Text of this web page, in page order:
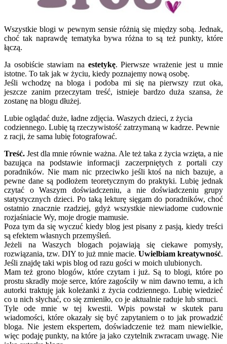
Wszystkie blogi w pewnym sensie różnią się między sobą. Jednak,
choć tak naprawdę tematyka bywa różna to są też punkty, które
łączą.
Ja osobiście stawiam na estetykę. Pierwsze wrażenie jest u mnie
istotne. To tak jak w życiu, kiedy poznajemy nową osobę.
Jeśli wchodzę na bloga i podoba mi się na pierwszy rzut oka,
jeszcze zanim przeczytam treść, istnieje bardzo duża szansa, że
zostanę na blogu dłużej.
Lubie oglądać duże, ładne zdjęcia. Waszych dzieci, z życia
codziennego. Lubię tą rzeczywistość zatrzymaną w kadrze. Pewnie
z racji, że sama lubię fotografować.
Treść. Jest dla mnie równie ważna. Ale też taka z życia wzięta, a nie
bazująca na podstawie informacji zaczerpniętych z portali czy
poradników. Nie mam nic przeciwko jeśli ktoś na nich bazuje, a
pewne dane są podłożem teoretycznym do praktyki. Lubię jednak
czytać o Waszym doświadczeniu, a nie doświadczeniu grupy
statystycznych dzieci. Po taką lekturę sięgam do poradników, choć
ostatnio znacznie rzadziej, gdyż wszystkie niewiadome cudownie
rozjaśniacie Wy, moje drogie mamusie.
Poza tym da się wyczuć kiedy blog jest pisany z pasją, kiedy treści
są efektem własnych przemyśleń.
Jeżeli na Waszych blogach pojawiają się ciekawe pomysły,
rozwiązania, tzw. DIY to już mnie macie. Uwielbiam kreatywność.
Jeśli znajdę taki wpis blog od razu gości w moich ulubionych.
Mam też grono blogów, które czytam i już. Są to blogi, które po
prostu skradły moje serce, które zagościły w nim dawno temu, a ich
autorki traktuję jak koleżanki z życia codziennego. Lubię wiedzieć
co u nich słychać, co się zmieniło, co je aktualnie raduje lub smuci.
Tyle ode mnie w tej kwestii. Wpis powstał w skutek paru
wiadomości, które okazały się być zapytaniem o to jak prowadzić
bloga. Nie jestem ekspertem, doświadczenie też mam niewielkie,
więc podaję punkty, na które ja jako czytelnik zwracam uwagę. Nie